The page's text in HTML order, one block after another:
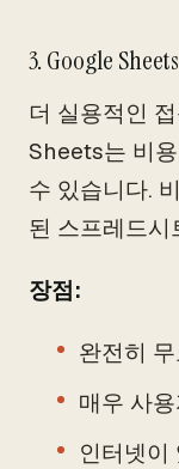
3. Google Sheets
더 실용적인
Sheets는 비
수 있습니다.
된 스프레드시
장점:
완전히
매우 사
인터넷이